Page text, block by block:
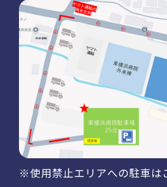
※使用禁止エリアへの駐車は